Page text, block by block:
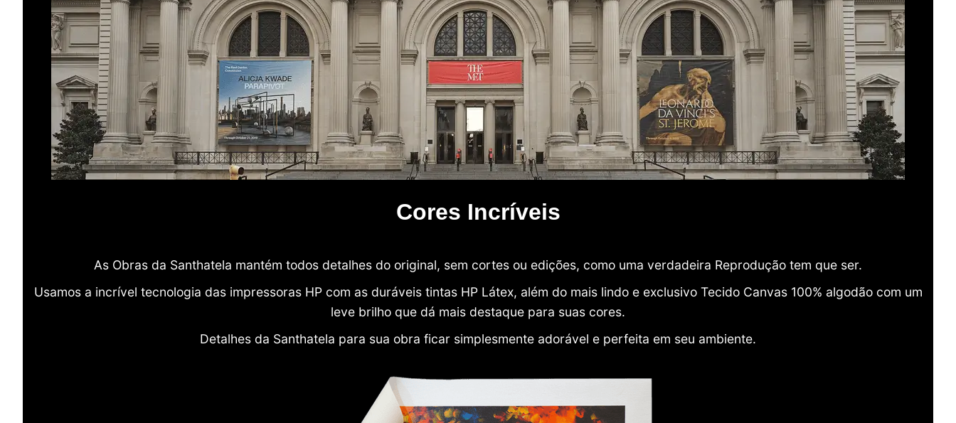
Cores Incríveis
As Obras da Santhatela mantém todos detalhes do original, sem cortes ou edições, como uma verdadeira Reprodução tem que ser.
Usamos a incrível tecnologia das impressoras HP com as duráveis tintas HP Látex, além do mais lindo e exclusivo Tecido Canvas 100% algodão com um
leve brilho que dá mais destaque para suas cores.
Detalhes da Santhatela para sua obra ficar simplesmente adorável e perfeita em seu ambiente.